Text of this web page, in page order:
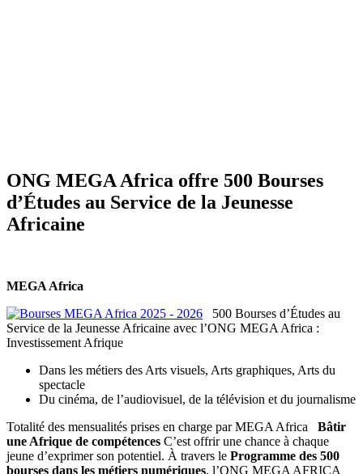
ONG MEGA Africa offre 500 Bourses
d’Études au Service de la Jeunesse
Africaine
MEGA Africa
500 Bourses d’Études au
Service de la Jeunesse Africaine avec l’ONG MEGA Africa :
Investissement Afrique
Dans les métiers des Arts visuels, Arts graphiques, Arts du
spectacle
Du cinéma, de l’audiovisuel, de la télévision et du journalisme
Totalité des mensualités prises en charge par MEGA Africa Bâtir
une Afrique de compétences C’est offrir une chance à chaque
jeune d’exprimer son potentiel. À travers le Programme des 500
bourses dans les métiers numériques, l’ONG MEGA AFRICA